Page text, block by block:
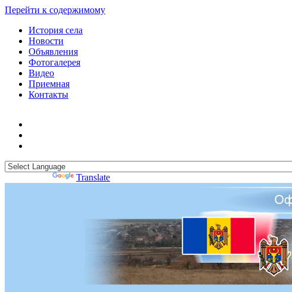
Перейти к содержимому
История села
Новости
Объявления
Фотогалерея
Видео
Приемная
Контакты
Translate